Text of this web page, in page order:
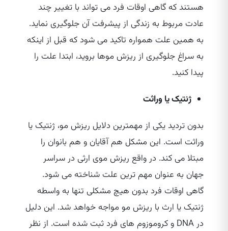
هستند که گاهی اوقات فرد می‌ تواند با تغییر چند
عادت مربوط به زندگی از پیشرفت آن جلوگیری نماید.
به همین علت همواره تاکید می‌ شود که قبل از اینکه
به سراغ جلوگیری از ریزش موها بروید، ابتدا علت را
پیدا کنید.
ژنتیک یا وراثت
بدون تردید یکی از مهمترین دلایل ریزش مو، ژنتیک یا
وراثت است. این مشکل هم آقایان و هم بانوان را
مبتلا می‌ کند. در واقع ریزش موی ارثی در سراسر
جهان به عنوان مهم‌ ترین علت شناخته می‌ شود.
گاهی اوقات فرد بدون هیچ مشکلی تنها به واسطه
ژنتیک یا ارث با ریزش مو مواجه خواهد شد. این دلیل
در DNA و کروموزوم‌ های فرد ثبت شده است. از نظر